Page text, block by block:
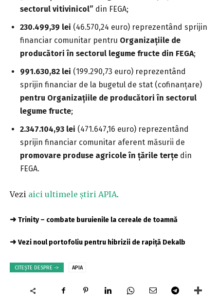
sectorul vitivinicol” din FEGA;
230.499,39 lei (46.570,24 euro) reprezentând sprijin
financiar comunitar pentru Organizațiile de
producători în sectorul legume fructe din FEGA;
991.630,82 lei (199.290,73 euro) reprezentând
sprijin financiar de la bugetul de stat (cofinanțare)
pentru Organizațiile de producători în sectorul
legume fructe;
2.347.104,93 lei (471.647,16 euro) reprezentând
sprijin financiar comunitar aferent măsurii de
promovare produse agricole în țările terțe din
FEGA.
Vezi aici ultimele știri APIA.
➜ Trinity – combate buruienile la cereale de toamnă
➜ Vezi noul portofoliu pentru hibrizii de rapiță Dekalb
CITEȘTE DESPRE -> APIA